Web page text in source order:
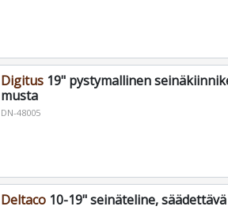
Digitus19" pystymallinen
musta
DN-48005
Deltaco10-19" seinäteline,